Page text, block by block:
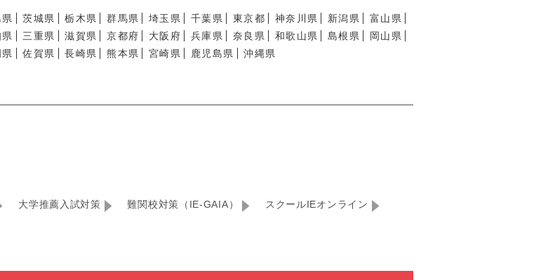
茨城県 栃木県 群馬県 埼玉県 千葉県 東京都 神奈川県 新潟県
富山県
三重県 滋賀県 京都府 大阪府 兵庫県 奈良県 和歌山県 島根県
岡山県
佐賀県 長崎県 熊本県 宮崎県 鹿児島県 沖縄県
大学推薦入試対策 難関校対策（IE-GAIA） スクールIEオンライン